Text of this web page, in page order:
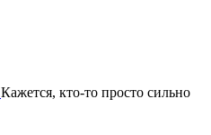
Кажется, кто-то просто сильно